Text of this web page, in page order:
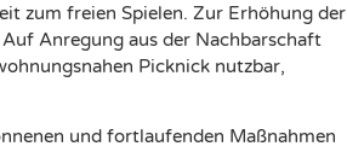
zum freien Spielen. Zur Erhöhung der
Anregung aus der Nachbarschaft
Picknick nutzbar,
und fortlaufenden Maßnahmen